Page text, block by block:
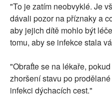
"To je zatím neobvyklé. Je
dávali pozor na příznaky a
aby jejich dítě mohlo být
tomu, aby se infekce stala
"Obraťte se na lékaře,
zhoršení stavu po
infekci dýchacích cest."